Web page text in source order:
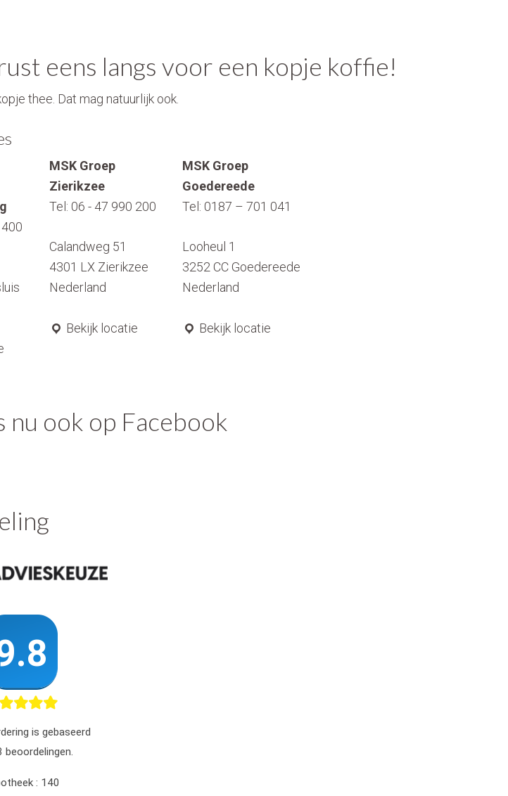
eens langs voor een kopje koffie!
thee. Dat mag natuurlijk ook.
MSK Groep
Zierikzee
Tel: 06 - 47 990 200
Calandweg 51
4301 LX Zierikzee
Nederland
Bekijk locatie
MSK Groep
Goedereede
Tel: 0187 – 701 041
Looheul 1
3252 CC Goedereede
Nederland
Bekijk locatie
nu ook op Facebook